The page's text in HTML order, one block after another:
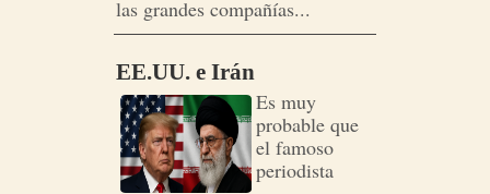
las grandes compañías...
EE.UU. e Irán
Es muy
probable que
el famoso
periodista